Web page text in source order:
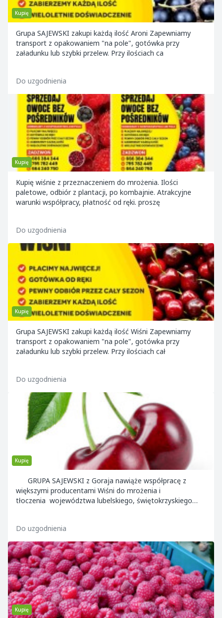
Kupię
Grupa SAJEWSKI zakupi każdą ilość Aroni Zapewniamy
transport z opakowaniem "na pole", gotówka przy
załadunku lub szybki przelew. Przy ilościach ca
Do uzgodnienia
Kupię
Kupię wiśnie z przeznaczeniem do mrożenia. Ilości
paletowe, odbiór z plantacji, po kombajnie. Atrakcyjne
warunki współpracy, płatność od ręki. proszę
Do uzgodnienia
Kupię
Grupa SAJEWSKI zakupi każdą ilość Wiśni Zapewniamy
transport z opakowaniem "na pole", gotówka przy
załadunku lub szybki przelew. Przy ilościach cał
Do uzgodnienia
Kupię
GRUPA SAJEWSKI z Goraja nawiąże współpracę z
większymi producentami Wiśni do mrożenia i
tłoczenia województwa lubelskiego, świętokrzyskiego
Do uzgodnienia
Kupię